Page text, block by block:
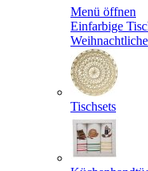
Menü öffnen
Einfarbige
Tischsets